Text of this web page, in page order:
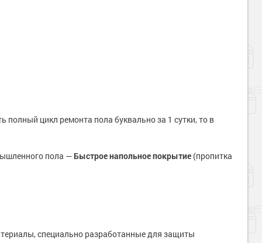
полный цикл ремонта пола буквально за 1 сутки, то в
пола —Быстрое напольное покрытие (пропитка
специально разработанные для защиты